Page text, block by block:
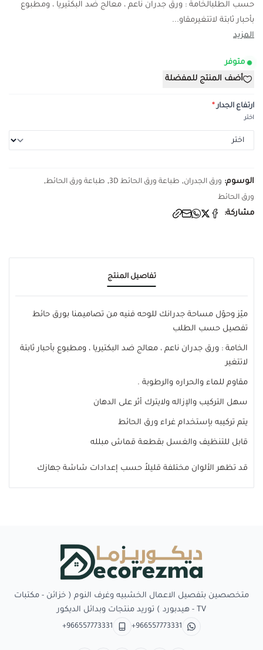
حسب الطلبالخامة : ورق جدران ناعم ، معالج ضد البكتيريا ، ومطبوع
بأحبار ثابتة لاتتغيرمقاو...
المزيد
متوفر
أضف المنتج للمفضلة
ارتفاع الجدار*
اختر
الوسوم: ورق الجدران, طباعة ورق الحائط 3D , طباعة ورق الحائط,
ورق الحائط
مشاركة:
تفاصيل المنتج
ميّز وحوّل مساحة جدرانك للوحه فنيه من تصاميمنا بورق حائط
تفصيل حسب الطلب
الخامة : ورق جدران ناعم ، معالج ضد البكتيريا ، ومطبوع بأحبار ثابتة
لاتتغير
مقاوم للماء والحراره والرطوبة .
سهل التركيب والإزاله ولايترك أثر على الدهان
يتم تركيبه بإستخدام غراء ورق الحائط
قابل للتنظيف والغسل بقطعة قماش مبلله
قد تظهر الألوان مختلفة قليلاً حسب إعدادات شاشة جهازك
متخصصين بتفصيل الاعمال الخشبيه وغرف النوم ( خزائن - مكتبات
TV - هيدبورد ) توريد منتجات وبدائل الديكور
+966557773331
+966557773331